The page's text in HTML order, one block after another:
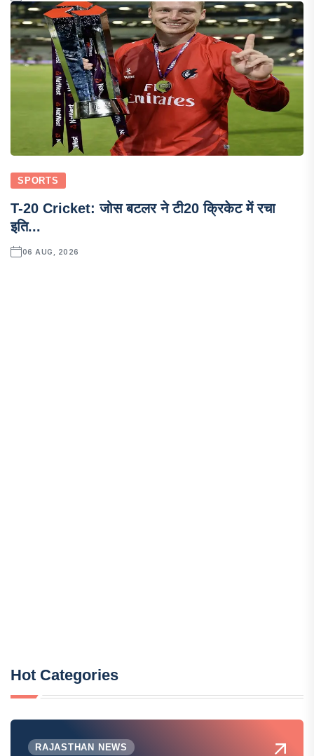
SPORTS
T-20 Cricket: जोस बटलर ने टी20 क्रिकेट में रचा
इति...
06 AUG, 2026
Hot Categories
RAJASTHAN NEWS